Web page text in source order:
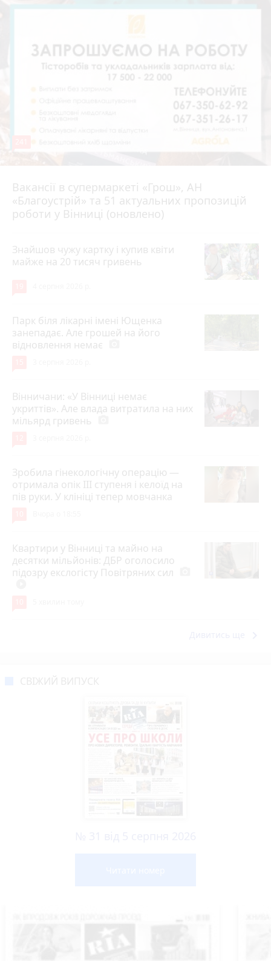
Вакансії в супермаркеті «Грош», АН
«Благоустрій» та 51 актуальних пропозицій
роботи у Вінниці (оновлено)
4 серпня 2026 р.
Знайшов чужу картку і купив квіти
майже на 20 тисяч гривень
Парк біля лікарні імені Ющенка
занепадає. Але грошей на його
відновлення немає
Вінничани: «У Вінниці немає
укриттів». Але влада витратила на них
мільярд гривень
Зробила гінекологічну операцію —
отримала опік ІІІ ступеня і келоїд на
пів руки. У клініці тепер мовчанка
Квартири у Вінниці та майно на
десятки мільйонів: ДБР оголосило
підозру екслогісту Повітряних сил